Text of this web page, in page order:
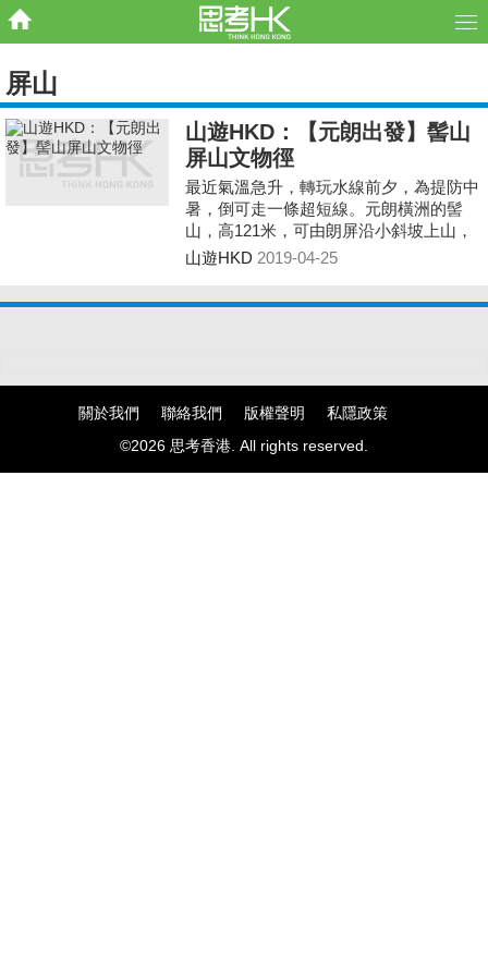
屏山
山遊HKD：【元朗出發】髻山
屏山文物徑
最近氣溫急升，轉玩水線前夕，為提防中
暑，倒可走一條超短線。元朗橫洲的髻
山，高121米，可由朗屏沿小斜坡上山，
難度不高，如自駕則更方便。
山遊HKD 2019-04-25
關於我們 聯絡我們 版權聲明
私隱政策
©2026 思考香港. All rights reserved.